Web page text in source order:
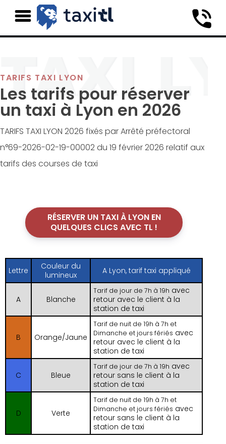
TARIFS TAXI LYON
Les tarifs pour réserver
un taxi à Lyon en 2026
TARIFS TAXI LYON 2026 fixés par Arrêté préfectoral
n°69-2026-02-19-00002 du 19 février 2026 relatif aux
tarifs des courses de taxi
RÉSERVER UN TAXI À LYON EN
QUELQUES CLICS AVEC TL !
Lettre
Couleur du
lumineux
A Lyon, tarif taxi appliqué
A Blanche
Tarif de jour de 7h à 19h avec
retour avec le client à la
station de taxi
B Orange/Jaune
Tarif de nuit de 19h à 7h et
Dimanche et jours fériés avec
retour avec le client à la
station de taxi
C Bleue
Tarif de jour de 7h à 19h avec
retour sans le client à la
station de taxi
D Verte
Tarif de nuit de 19h à 7h et
Dimanche et jours fériés avec
retour sans le client à la
station de taxi